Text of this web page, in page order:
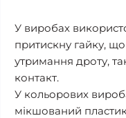
У виробах
притискну гайку,
утримання дроту,
контакт.
У кольорових
мікшований